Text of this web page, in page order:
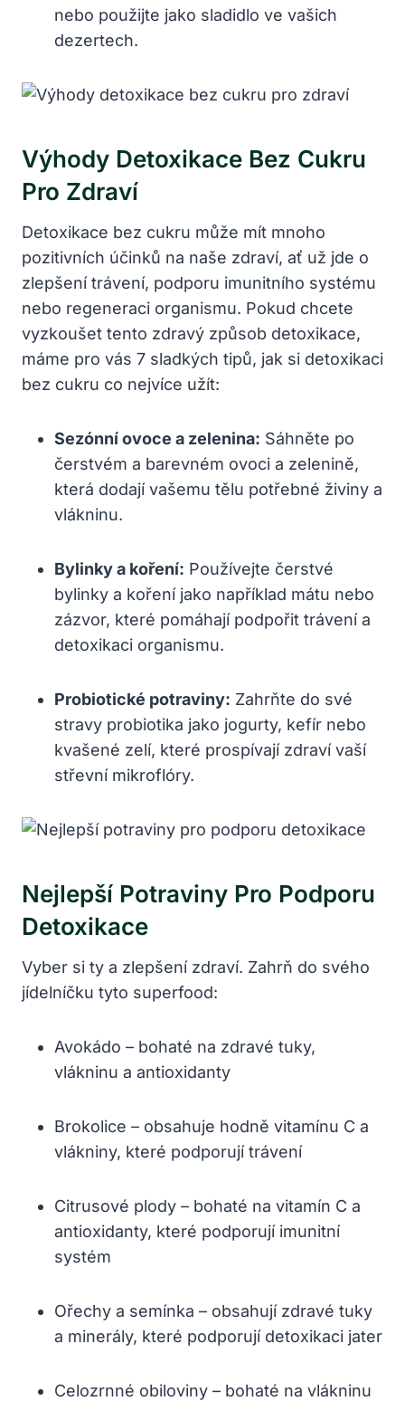
nebo použijte jako sladidlo ve vašich
dezertech.
Výhody Detoxikace Bez Cukru
Pro Zdraví
Detoxikace bez cukru může mít mnoho
pozitivních účinků na naše zdraví, ať už jde o
zlepšení trávení, podporu imunitního systému
nebo regeneraci organismu. Pokud chcete
vyzkoušet tento zdravý způsob detoxikace,
máme pro vás 7 sladkých tipů, jak si detoxikaci
bez cukru co nejvíce užít:
Sezónní ovoce a zelenina: Sáhněte po
čerstvém a barevném ovoci a zelenině,
která dodají vašemu tělu potřebné živiny a
vlákninu.
Bylinky a koření: Používejte čerstvé
bylinky a koření jako například mátu nebo
zázvor, které pomáhají podpořit trávení a
detoxikaci organismu.
Probiotické potraviny: Zahrňte do své
stravy probiotika jako jogurty, kefír nebo
kvašené zelí, které prospívají zdraví vaší
střevní mikroflóry.
Nejlepší Potraviny Pro Podporu
Detoxikace
Vyber si ty a zlepšení zdraví. Zahrň do svého
jídelníčku tyto superfood:
Avokádo – bohaté na zdravé tuky,
vlákninu a antioxidanty
Brokolice – obsahuje hodně vitamínu C a
vlákniny, které podporují trávení
Citrusové plody – bohaté na vitamín C a
antioxidanty, které podporují imunitní
systém
Ořechy a semínka – obsahují zdravé tuky
a minerály, které podporují detoxikaci jater
Celozrnné obiloviny – bohaté na vlákninu